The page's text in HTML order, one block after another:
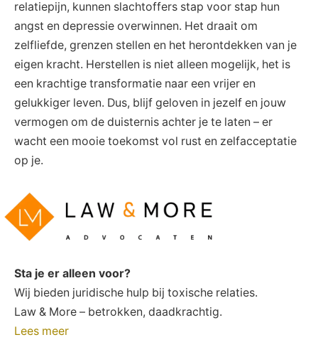
relatiepijn, kunnen slachtoffers stap voor stap hun
angst en depressie overwinnen. Het draait om
zelfliefde, grenzen stellen en het herontdekken van je
eigen kracht. Herstellen is niet alleen mogelijk, het is
een krachtige transformatie naar een vrijer en
gelukkiger leven. Dus, blijf geloven in jezelf en jouw
vermogen om de duisternis achter je te laten – er
wacht een mooie toekomst vol rust en zelfacceptatie
op je.
Sta je er alleen voor?
Wij bieden juridische hulp bij toxische relaties.
Law & More – betrokken, daadkrachtig.
Lees meer